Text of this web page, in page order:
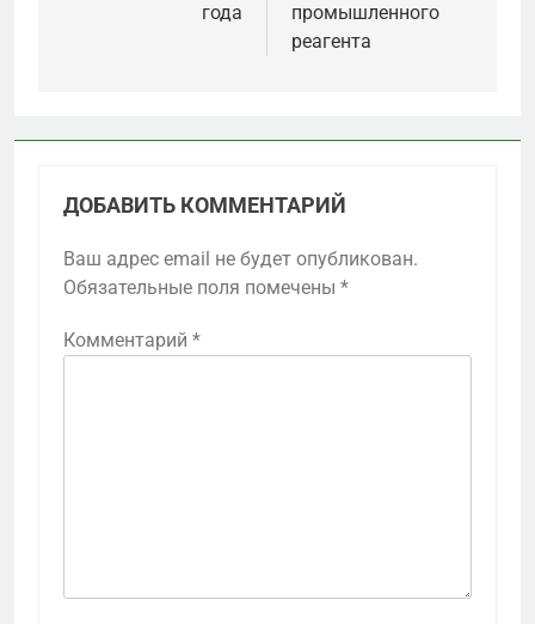
года
промышленного
реагента
ДОБАВИТЬ КОММЕНТАРИЙ
Ваш адрес email не будет опубликован.
Обязательные поля помечены *
Комментарий *